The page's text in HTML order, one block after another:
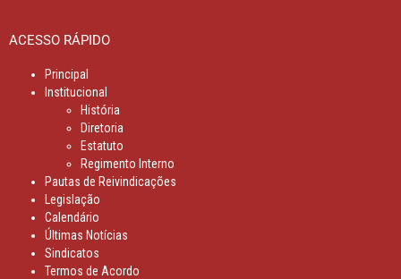
ACESSO RÁPIDO
Principal
Institucional
História
Diretoria
Estatuto
Regimento Interno
Pautas de Reivindicações
Legislação
Calendário
Últimas Notícias
Sindicatos
Termos de Acordo